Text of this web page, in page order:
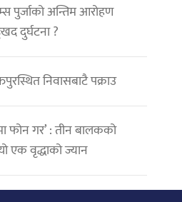
पुर्जाको अन्तिम आरोहण
दुर्घटना ?
निवासबाटै पक्राउ
फोन गर’ : तीन बालकको
वृद्धाको ज्यान